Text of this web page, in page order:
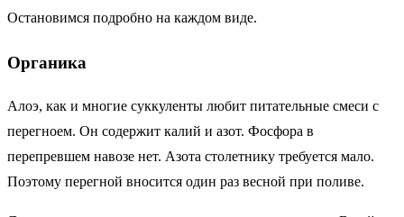
Остановимся подробно на каждом виде.
Органика
Алоэ, как и многие суккуленты любит питательные смеси с
перегноем. Он содержит калий и азот. Фосфора в
перепревшем навозе нет. Азота столетнику требуется мало.
Поэтому перегной вносится один раз весной при поливе.